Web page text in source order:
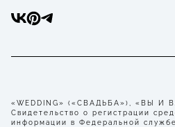
«WEDDING» («СВАДЬБА»), «ВЫ И
Свидетельство о регистрации
информации в Федеральной